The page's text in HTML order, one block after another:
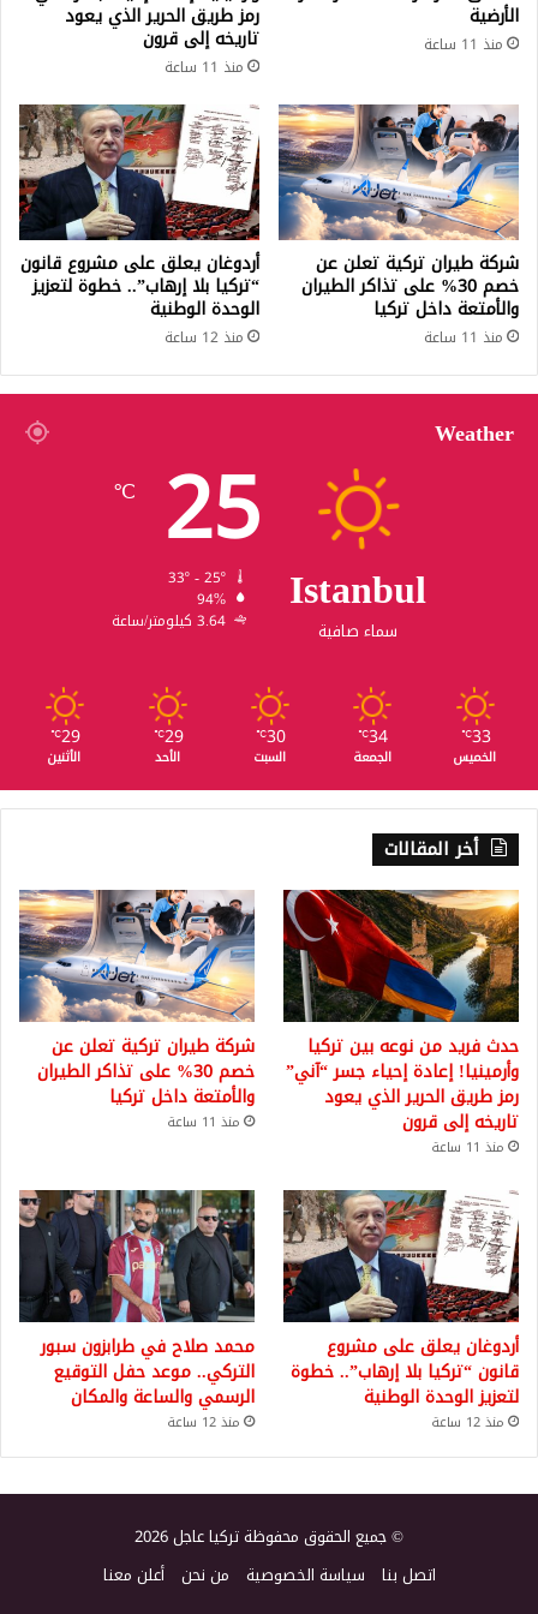
!
.
ل
ي
ك
م
ا
ل
ت
ف
ا
ص
ي
ل
ق
ة
م
ل
ا
ل
ن
ف
ط
ا
ل
خ
ا
م
ي
ل
ر
ي
الأرضية
منذ 11 ساعة
رمز طريق الحرير الذي يعود
تاريخه إلى قرون
منذ 11 ساعة
شركة طيران تركية تعلن عن
خصم 30% على تذاكر الطيران
والأمتعة داخل تركيا
منذ 11 ساعة
أردوغان يعلق على مشروع قانون
“تركيا بلا إرهاب”.. خطوة لتعزيز
الوحدة الوطنية
منذ 12 ساعة
Weather
Istanbul
سماء صافية
25
℃
94%
3.64 كيلومتر/ساعة
33
℃
الخميس
34
℃
الجمعة
30
℃
السبت
29
℃
الأحد
29
℃
الأثنين
أخر المقالات
حدث فريد من نوعه بين تركيا
وأرمينيا! إعادة إحياء جسر “آني”
رمز طريق الحرير الذي يعود
تاريخه إلى قرون
منذ 11 ساعة
شركة طيران تركية تعلن عن
خصم 30% على تذاكر الطيران
والأمتعة داخل تركيا
منذ 11 ساعة
أردوغان يعلق على مشروع
قانون “تركيا بلا إرهاب”.. خطوة
لتعزيز الوحدة الوطنية
منذ 12 ساعة
محمد صلاح في طرابزون سبور
التركي.. موعد حفل التوقيع
الرسمي والساعة والمكان
منذ 12 ساعة
© جميع الحقوق محفوظة تركيا عاجل 2026
اتصل بنا سياسة الخصوصية من نحن أعلن معنا